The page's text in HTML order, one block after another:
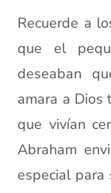
Recuerde a
que el
deseaban
amara a Dios
que vivían
Abraham
especial para